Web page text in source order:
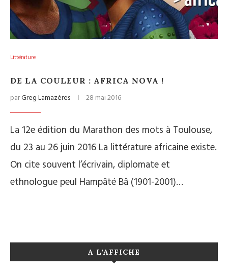
Littérature
DE LA COULEUR : AFRICA NOVA !
parGreg Lamazères 28 mai 2016
La 12e édition du Marathon des mots à Toulouse,
du 23 au 26 juin 2016 La littérature africaine existe.
On cite souvent l’écrivain, diplomate et
ethnologue peul Hampâté Bâ (1901-2001)…
A L’AFFICHE